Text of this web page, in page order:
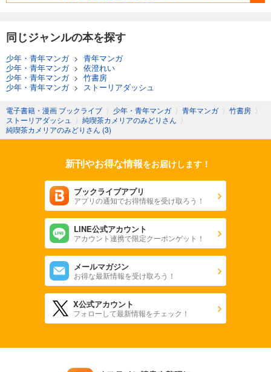
同じジャンルの本を探す
少年・青年マンガ> 青年マンガ
少年・青年マンガ> 依澄れい
少年・青年マンガ> 竹書房
少年・青年マンガ> ストーリアダッシュ
電子書籍・漫画 ブックライブ 〉 少年・青年マンガ 〉 青年マンガ 〉 竹書房 〉
ストーリアダッシュ
〉 純喫茶カメリアのみどりさん 〉
純喫茶カメリアのみどりさん (3)
新刊やお得な情報をお届けします！
ブックライブアプリ
アプリの通知でお得情報を受け取ろう！
LINE公式アカウント
アカウント連携で限定クーポンゲット！
メールマガジン
お得な最新情報を受け取ろう！
X公式アカウント
フォローして最新情報をチェック！